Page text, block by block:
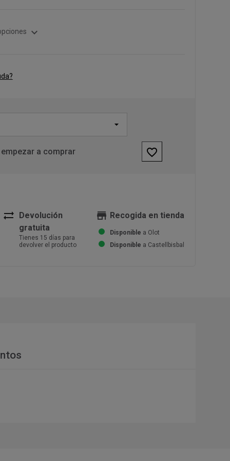
expand_more
a comprar favorite_border
sync_alt
Devolución
gratuita
Tienes 15 días para
devolver el producto
store Recogida en tienda
Disponible a Olot
Disponible a Castellbisbal